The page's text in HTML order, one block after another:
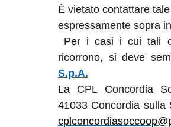
È vietato contattare
espressamente sopra
Per i casi i cui tali
ricorrono, si deve
S.p.A.
La CPL Concordia
41033 Concordia sulla